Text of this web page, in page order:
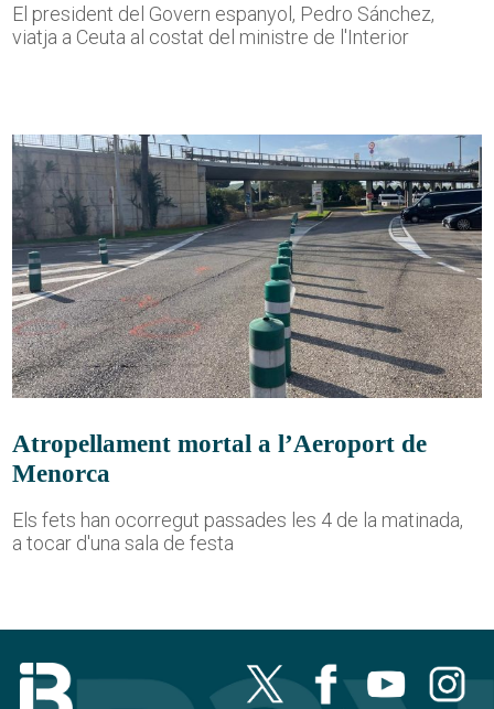
El president del Govern espanyol, Pedro Sánchez,
viatja a Ceuta al costat del ministre de l'Interior
Atropellament mortal a l’Aeroport de
Menorca
Els fets han ocorregut passades les 4 de la matinada,
a tocar d'una sala de festa